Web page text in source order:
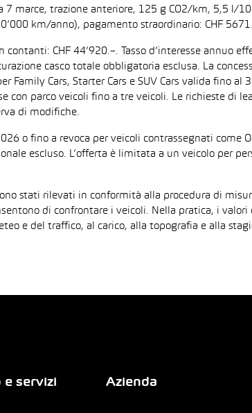
marce, trazione anteriore, 125 g CO2/km, 5,5 l/
km/anno), pagamento straordinario: CHF
CHF 44’920.–. Tasso d’interesse annuo
casco totale obbligatoria esclusa. La
Family Cars, Starter Cars e SUV Cars valida fino
parco veicoli fino a tre veicoli. Le richieste di
di modifiche.
o fino a revoca per veicoli contrassegnati come
escluso. L’offerta è limitata a un veicolo per
stati rilevati in conformità alla procedura di
di confrontare i veicoli. Nella pratica, i
e del traffico, al carico, alla topografia e alla
e servizi Azienda